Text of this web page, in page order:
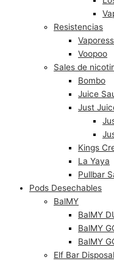
Resistencias
Voopoo
Sales de
Bombo
Juice
Just
Kings
La Yaya
Pullbar
Pods Desechables
BalMY
BalMY
BalMY
BalMY
Elf Bar